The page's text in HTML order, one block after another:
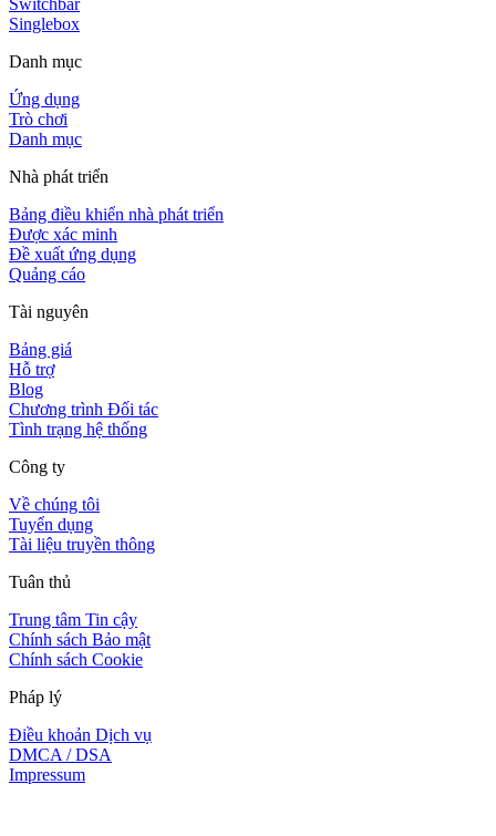
Singlebox
Danh mục
Ứng dụng
Trò chơi
Danh mục
Nhà phát triển
Bảng điều khiển nhà phát triển
Được xác minh
Đề xuất ứng dụng
Quảng cáo
Tài nguyên
Bảng giá
Hỗ trợ
Blog
Chương trình Đối tác
Tình trạng hệ thống
Công ty
Về chúng tôi
Tuyển dụng
Tài liệu truyền thông
Tuân thủ
Trung tâm Tin cậy
Chính sách Bảo mật
Chính sách Cookie
Pháp lý
Điều khoản Dịch vụ
DMCA / DSA
Impressum